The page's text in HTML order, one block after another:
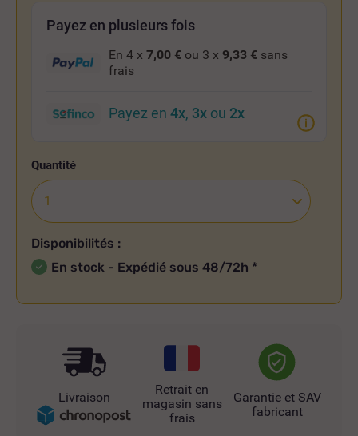
Payez en plusieurs fois
En 4 x 7,00 € ou 3 x 9,33 € sans
frais
Payez en 4x, 3x ou 2x
Quantité
Disponibilités :
En stock - Expédié sous 48/72h *
Livraison
Retrait en
magasin sans
frais
Garantie et SAV
fabricant